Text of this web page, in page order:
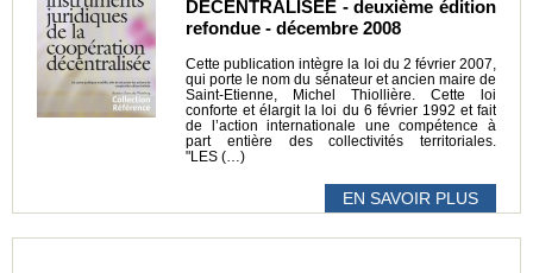
DÉCENTRALISÉE - deuxième édition
refondue - décembre 2008
Cette publication intègre la loi du 2 février 2007,
qui porte le nom du sénateur et ancien maire de
Saint-Etienne, Michel Thiollière. Cette loi
conforte et élargit la loi du 6 février 1992 et fait
de l’action internationale une compétence à
part entière des collectivités territoriales.
"LES (…)
EN SAVOIR PLUS